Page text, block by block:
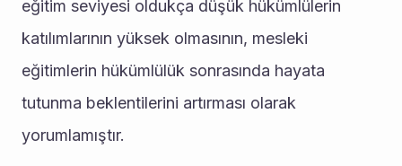
eğitim seviyesi oldukça düşük hükümlülerin
katılımlarının yüksek olmasının, mesleki
eğitimlerin hükümlülük sonrasında hayata
tutunma beklentilerini artırması olarak
yorumlamıştır.